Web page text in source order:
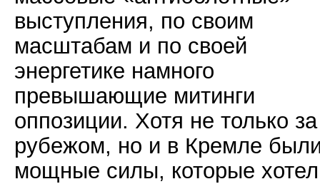
выступления, по своим
масштабам и по своей
энергетике намного
превышающие митинги
оппозиции. Хотя не только за
рубежом, но и в Кремле
мощные силы, которые